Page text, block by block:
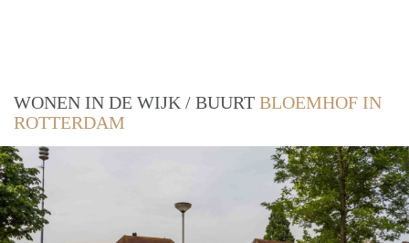
WONEN IN DE WIJK / BUURT BLOEMHOF IN
ROTTERDAM